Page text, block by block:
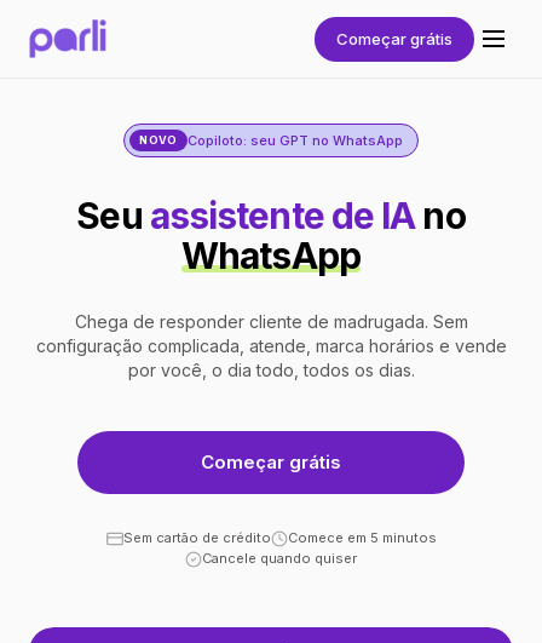
Começar grátis
NOVO Copiloto: seu GPT no WhatsApp
Seu assistente de IAno
WhatsApp
Chega de responder cliente de madrugada. Sem
configuração complicada, atende, marca horários e vende
por você, o dia todo, todos os dias.
Começar grátis
Sem cartão de crédito
Comece em 5 minutos
Cancele quando quiser